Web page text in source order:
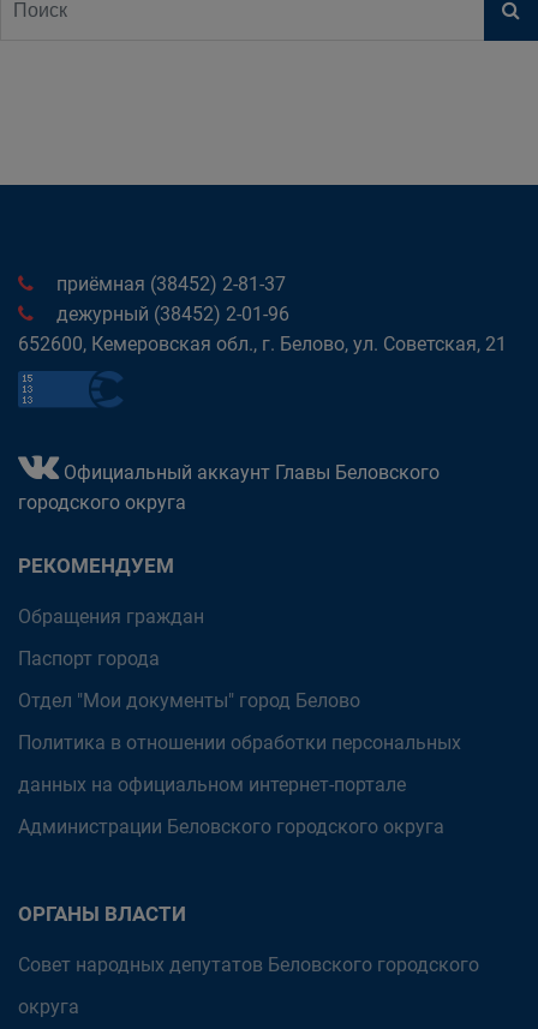
приёмная (38452) 2-81-37
дежурный (38452) 2-01-96
652600, Кемеровская обл., г. Белово, ул. Советская, 21
Официальный аккаунт Главы Беловского
городского округа
РЕКОМЕНДУЕМ
Обращения граждан
Паспорт города
Отдел "Мои документы" город Белово
Политика в отношении обработки персональных
данных на официальном интернет-портале
Администрации Беловского городского округа
ОРГАНЫ ВЛАСТИ
Совет народных депутатов Беловского городского
округа